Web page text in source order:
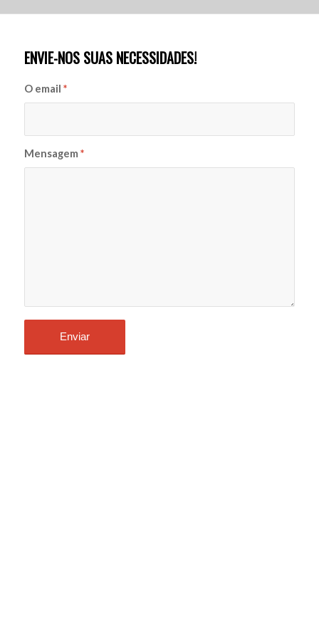
ENVIE-NOS SUAS NECESSIDADES!
O email *
Mensagem *